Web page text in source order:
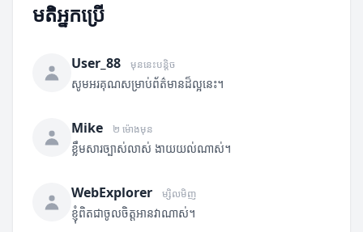
មតិអ្នកប្រើ
User_88 មុននេះបន្តិច
សូមអរគុណសម្រាប់ព័ត៌មានដ៏ល្អនេះ។
Mike ២ ម៉ោងមុន
ខ្លឹមសារច្បាស់លាស់ ងាយយល់ណាស់។
WebExplorer ម្សិលមិញ
ខ្ញុំពិតជាចូលចិត្តអានវាណាស់។